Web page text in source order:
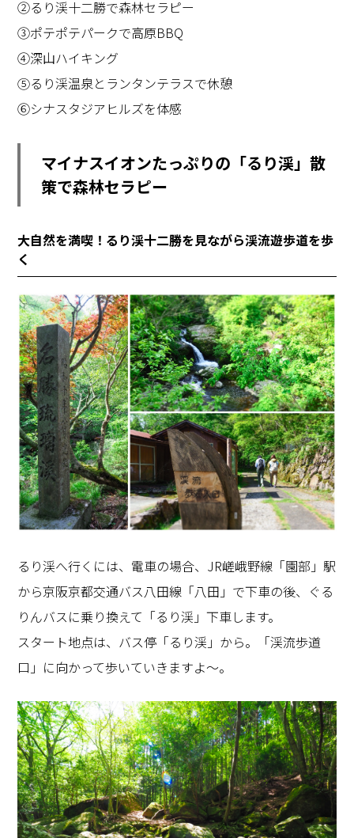
②るり渓十二勝で森林セラピー
③ポテポテパークで高原BBQ
④深山ハイキング
⑤るり渓温泉とランタンテラスで休憩
⑥シナスタジアヒルズを体感
マイナスイオンたっぷりの「るり渓」散
策で森林セラピー
大自然を満喫！るり渓十二勝を見ながら渓流遊歩道を歩
く
るり渓へ行くには、電車の場合、JR嵯峨野線「園部」駅
から京阪京都交通バス八田線「八田」で下車の後、ぐる
りんバスに乗り換えて「るり渓」下車します。
スタート地点は、バス停「るり渓」から。「渓流歩道
口」に向かって歩いていきますよ〜。